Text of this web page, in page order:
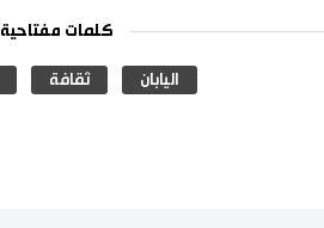
كلمات مفتاحية
اليابان ثقافة